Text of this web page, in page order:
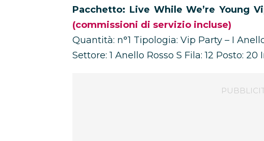
Pacchetto: Live While We’re Young
(commissioni di servizio incluse)
Quantità: n°1 Tipologia: Vip Party – I
Settore: 1 Anello Rosso S Fila: 12 Posto: 20